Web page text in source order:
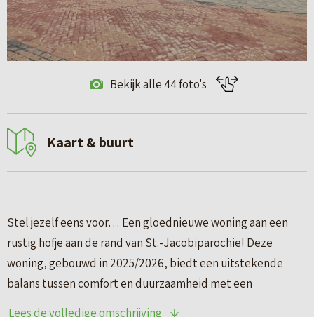
Bekijk alle 44 foto's
Kaart & buurt
Stel jezelf eens voor… Een gloednieuwe woning aan een
rustig hofje aan de rand van St.-Jacobiparochie! Deze
woning, gebouwd in 2025/2026, biedt een uitstekende
balans tussen comfort en duurzaamheid met een
Lees de volledige omschrijving